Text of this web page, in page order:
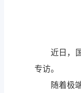
近日，
专访。
随着极